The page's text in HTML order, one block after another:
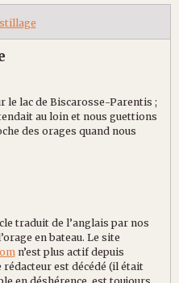
le lac de Biscarosse-Parentis ;
au loin et nous guettions
des orages quand nous
traduit de l’anglais par nos
en bateau. Le site
n’est plus actif depuis
est décédé (il était